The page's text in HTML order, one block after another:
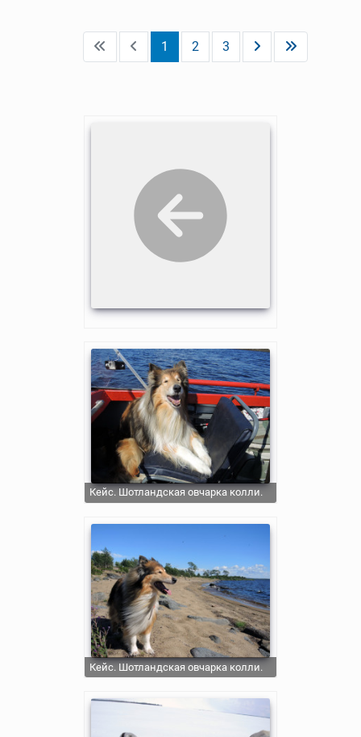
1 2 3
Кейс. Шотландская овчарка колли.
Кейс. Шотландская овчарка колли.